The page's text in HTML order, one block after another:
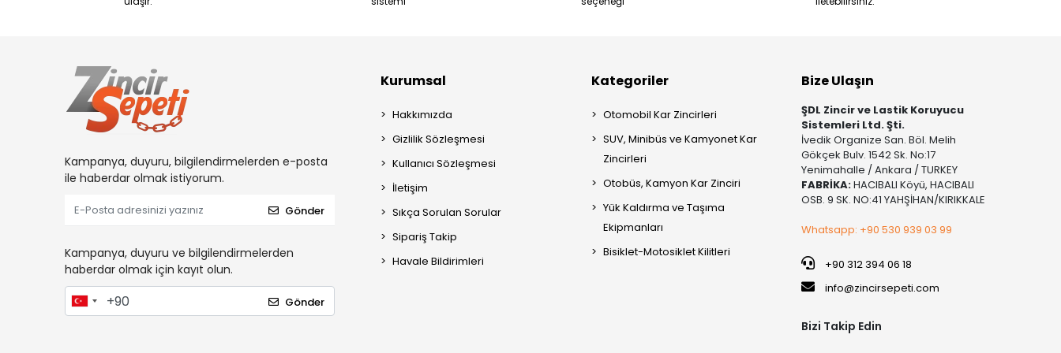
Kampanya, duyuru, bilgilendirmelerden e-posta
ile haberdar olmak istiyorum.
Gönder
Kampanya, duyuru ve bilgilendirmelerden
haberdar olmak için kayıt olun.
Gönder
Kurumsal
Hakkımızda
Gizlilik Sözleşmesi
Kullanıcı Sözleşmesi
İletişim
Sıkça Sorulan Sorular
Sipariş Takip
Havale Bildirimleri
Kategoriler
Otomobil Kar Zincirleri
SUV, Minibüs ve Kamyonet Kar
Zincirleri
Otobüs, Kamyon Kar Zinciri
Yük Kaldırma ve Taşıma
Ekipmanları
Bisiklet-Motosiklet Kilitleri
Bize Ulaşın
ŞDL Zincir ve Lastik Koruyucu
Sistemleri Ltd. Şti.
İvedik Organize San. Böl. Melih
Gökçek Bulv. 1542 Sk. No:17
Yenimahalle / Ankara / TURKEY
FABRİKA:HACIBALI Köyü, HACIBALI
OSB. 9 SK. NO:41 YAHŞİHAN/KIRIKKALE
Whatsapp: +90 530 939 03 99
+90 312 394 06 18
info@zincirsepeti.com
Bizi Takip Edin